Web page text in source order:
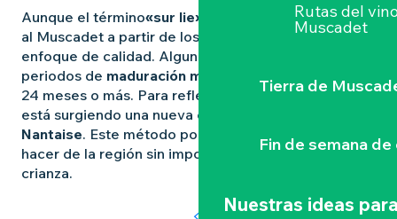
Rutas del
Muscadet
Tierra de
Fin de semana
Nuestras ideas
Aunque el término«sur lie» (sobre lías
) hizo famoso
al Muscadet a partir de los años 70, ya no es el único
enfoque de calidad. Algunos vinicultores optan por
periodos de maduración más largos
, a veces de 18,
24 meses o más. Para reflejar mejor esta riqueza,
está surgiendo una nueva expresión:
Nantaise. Este método pone de relieve el saber
hacer de la región sin imponer una duración fija de
crianza.